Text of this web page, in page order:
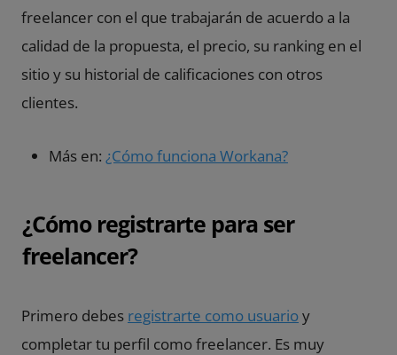
freelancer con el que trabajarán de acuerdo a la
calidad de la propuesta, el precio, su ranking en el
sitio y su historial de calificaciones con otros
clientes.
Más en: ¿Cómo funciona Workana?
¿Cómo registrarte para ser
freelancer?
Primero debes registrarte como usuarioy
completar tu perfil como freelancer. Es muy